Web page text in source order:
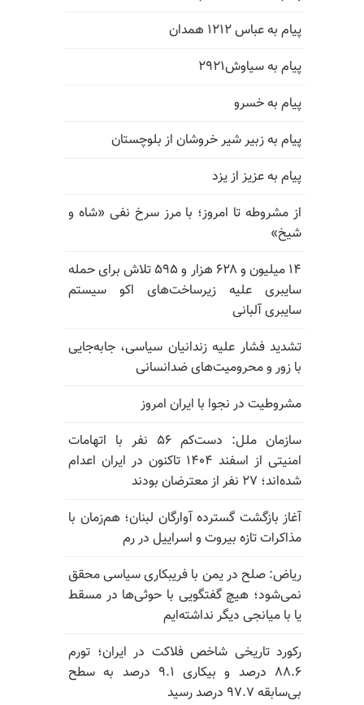
پیام به عباس ۱۲۱۲ همدان
پیام به سیاوش۲۹۲۱
پیام به خسرو
پیام به زبیر شیر خروشان از بلوچستان
پیام به عزیز از یزد
از مشروطه تا امروز؛ با مرز سرخ نفی «شاه و
شیخ»
۱۴ میلیون و ۶۲۸ هزار و ۵۹۵ تلاش برای حمله
سایبری علیه زیرساخت‌های اکو سیستم
سایبری آلبانی
تشدید فشار علیه زندانیان سیاسی، جابه‌جایی
با زور و محرومیت‌های ضدانسانی
مشروطیت در نجوا با ایران امروز
سازمان ملل: دست‌کم ۵۶ نفر با اتهامات
امنیتی از اسفند ۱۴۰۴ تاکنون در ایران اعدام
شده‌اند؛ ۲۷ نفر از معترضان بودند
آغاز بازگشت گسترده آوارگان لبنان؛ هم‌زمان با
مذاکرات تازه بیروت و اسراییل در رم
ریاض: صلح در یمن با فریبکاری سیاسی محقق
نمی‌شود؛ هیچ گفتگویی با حوثی‌ها در مسقط
یا با میانجی دیگر نداشته‌ایم
رکورد تاریخی شاخص فلاکت در ایران؛ تورم
۸۸.۶ درصد و بیکاری ۹.۱ درصد به سطح
بی‌سابقه ۹۷.۷ درصد رسید